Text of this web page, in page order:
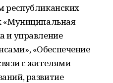
республиканских
«Муниципальная
и управление
«Обеспечение
с жителями
развитие